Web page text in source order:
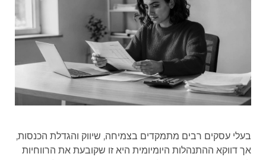
בעלי עסקים רבים מתמקדים בצמיחה, שיווק והגדלת הכנסות,
אך דווקא ההתנהלות היומיומית היא זו שקובעת את הרווחיות